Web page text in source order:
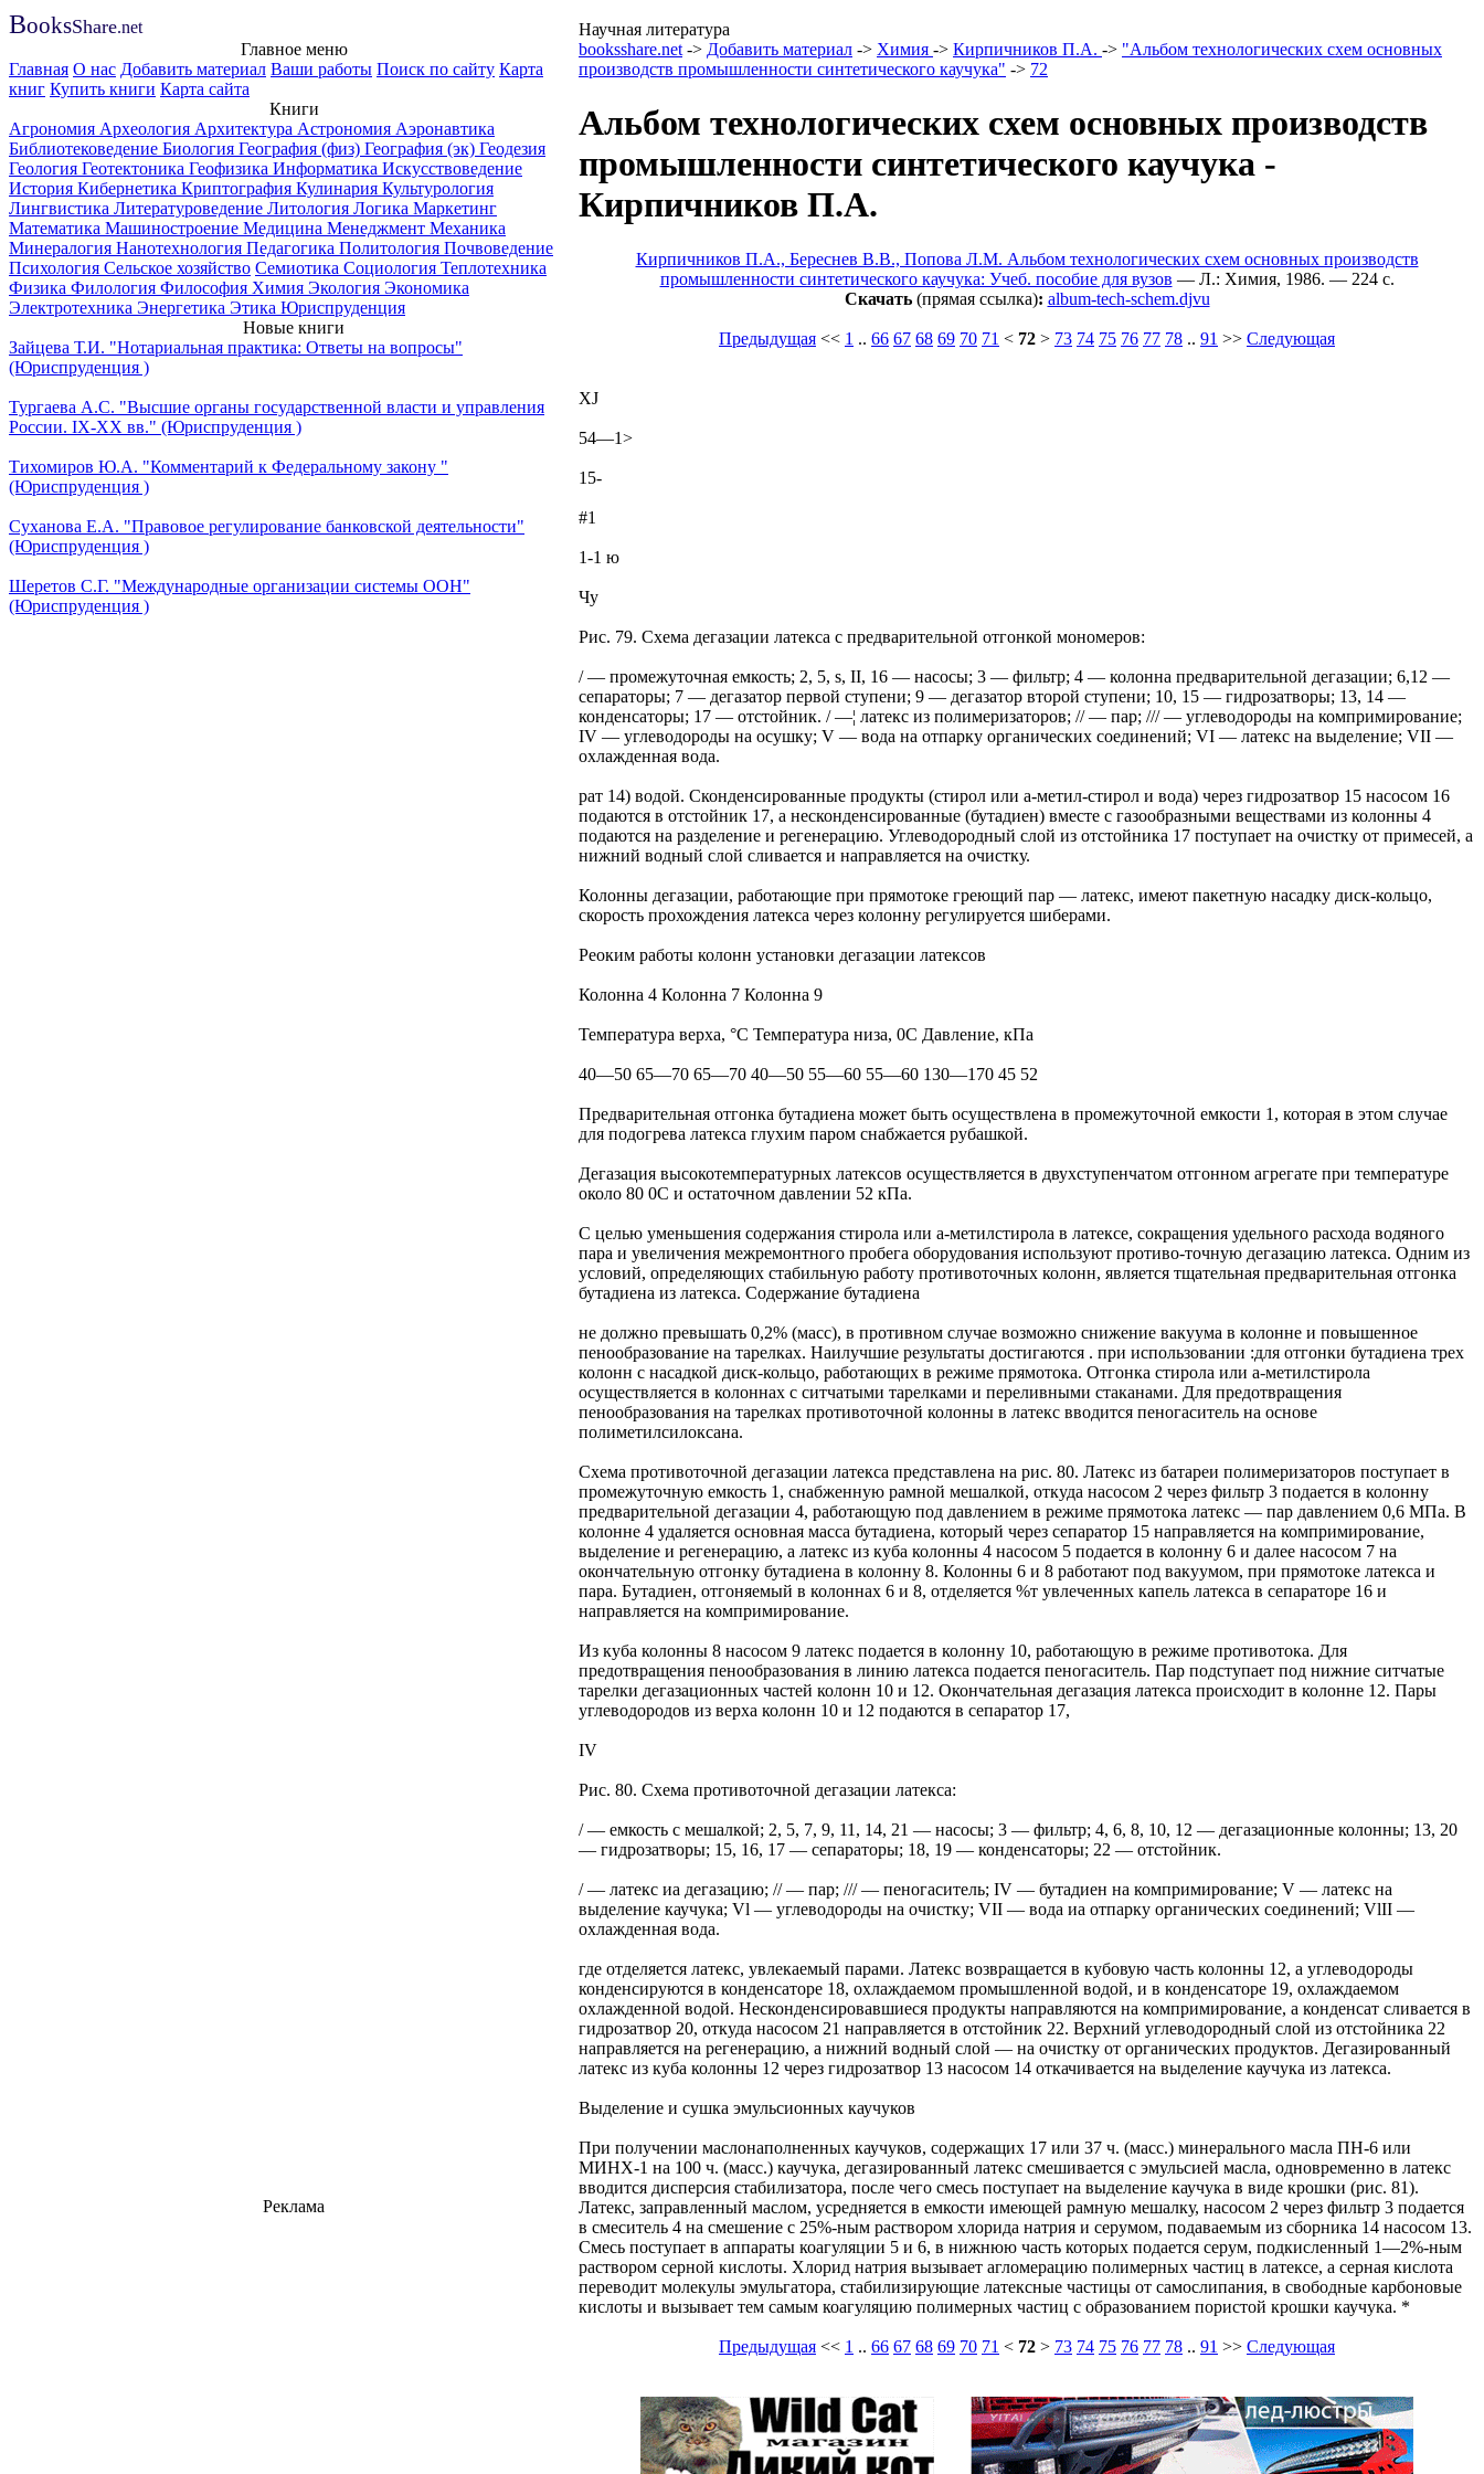
BooksShare.net
Научная литература
Главное меню
Главная О нас Добавить материал Ваши работы Поиск по сайту Карта
книг Купить книги Карта сайта
Книги
Агрономия Археология Архитектура Астрономия Аэронавтика
Библиотековедение Биология География (физ) География (эк) Геодезия
Геология Геотектоника Геофизика Информатика Искусствоведение
История Кибернетика Криптография Кулинария Культурология
Лингвистика Литературоведение Литология Логика Маркетинг
Математика Машиностроение Медицина Менеджмент Механика
Минералогия Нанотехнология Педагогика Политология Почвоведение
Психология Сельское хозяйство Семиотика Социология Теплотехника
Физика Филология Философия Химия Экология Экономика
Электротехника Энергетика Этика Юриспруденция
Новые книги
Зайцева Т.И. "Нотариальная практика: Ответы на вопросы"
(Юриспруденция )
Тургаева А.С. "Высшие органы государственной власти и управления
России. IХ-ХХ вв." (Юриспруденция )
Тихомиров Ю.А. "Комментарий к Федеральному закону "
(Юриспруденция )
Суханова Е.А. "Правовое регулирование банковской деятельности"
(Юриспруденция )
Шеретов С.Г. "Международные организации системы ООН"
(Юриспруденция )
booksshare.net -> Добавить материал -> Химия -> Кирпичников П.А. -> "Альбом технологических схем основных
производств промышленности синтетического каучука" -> 72
Альбом технологических схем основных производств
промышленности синтетического каучука -
Кирпичников П.А.
Кирпичников П.А., Береснев В.В., Попова Л.М. Альбом технологических схем основных производств
промышленности синтетического каучука: Учеб. пособие для вузов — Л.: Химия, 1986. — 224 c.
Скачать(прямая ссылка): album-tech-schem.djvu
Предыдущая << 1 .. 66 67 68 69 70 71 < 72 > 73 74 75 76 77 78 .. 91 >> Следующая
XJ
54—1>
15-
#1
1-1 ю
Чу
Рис. 79. Схема дегазации латекса с предварительной отгонкой мономеров:
/ — промежуточная емкость; 2, 5, s, II, 16 — насосы; 3 — фильтр; 4 — колонна предварительной дегазации; 6,12 —
сепараторы; 7 — дегазатор первой ступени; 9 — дегазатор второй ступени; 10, 15 — гидрозатворы; 13, 14 —
конденсаторы; 17 — отстойник. / —¦ латекс из полимеризаторов; // — пар; /// — углеводороды на компримирование;
IV — углеводороды на осушку; V — вода на отпарку органических соединений; VI — латекс на выделение; VII —
охлажденная вода.
рат 14) водой. Сконденсированные продукты (стирол или а-метил-стирол и вода) через гидрозатвор 15 насосом 16
подаются в отстойник 17, а несконденсированные (бутадиен) вместе с газообразными веществами из колонны 4
подаются на разделение и регенерацию. Углеводородный слой из отстойника 17 поступает на очистку от примесей, а
нижний водный слой сливается и направляется на очистку.
Колонны дегазации, работающие при прямотоке греющий пар — латекс, имеют пакетную насадку диск-кольцо,
скорость прохождения латекса через колонну регулируется шиберами.
Реоким работы колонн установки дегазации латексов
Колонна 4 Колонна 7 Колонна 9
Температура верха, °С Температура низа, 0C Давление, кПа
40—50 65—70 65—70 40—50 55—60 55—60 130—170 45 52
Предварительная отгонка бутадиена может быть осуществлена в промежуточной емкости 1, которая в этом случае
для подогрева латекса глухим паром снабжается рубашкой.
Дегазация высокотемпературных латексов осуществляется в двухступенчатом отгонном агрегате при температуре
около 80 0C и остаточном давлении 52 кПа.
С целью уменьшения содержания стирола или а-метилстирола в латексе, сокращения удельного расхода водяного
пара и увеличения межремонтного пробега оборудования используют противо-точную дегазацию латекса. Одним из
условий, определяющих стабильную работу противоточных колонн, является тщательная предварительная отгонка
бутадиена из латекса. Содержание бутадиена
не должно превышать 0,2% (масс), в противном случае возможно снижение вакуума в колонне и повышенное
пенообразование на тарелках. Наилучшие результаты достигаются . при использовании :для отгонки бутадиена трех
колонн с насадкой диск-кольцо, работающих в режиме прямотока. Отгонка стирола или а-метилстирола
осуществляется в колоннах с ситчатыми тарелками и переливными стаканами. Для предотвращения
пенообразования на тарелках противоточной колонны в латекс вводится пеногаситель на основе
полиметилсилоксана.
Схема противоточной дегазации латекса представлена на рис. 80. Латекс из батареи полимеризаторов поступает в
промежуточную емкость 1, снабженную рамной мешалкой, откуда насосом 2 через фильтр 3 подается в колонну
предварительной дегазации 4, работающую под давлением в режиме прямотока латекс — пар давлением 0,6 МПа. В
колонне 4 удаляется основная масса бутадиена, который через сепаратор 15 направляется на компримирование,
выделение и регенерацию, а латекс из куба колонны 4 насосом 5 подается в колонну 6 и далее насосом 7 на
окончательную отгонку бутадиена в колонну 8. Колонны 6 и 8 работают под вакуумом, при прямотоке латекса и
пара. Бутадиен, отгоняемый в колоннах 6 и 8, отделяется %т увлеченных капель латекса в сепараторе 16 и
направляется на компримирование.
Из куба колонны 8 насосом 9 латекс подается в колонну 10, работающую в режиме противотока. Для
предотвращения пенообразования в линию латекса подается пеногаситель. Пар подступает под нижние ситчатые
тарелки дегазационных частей колонн 10 и 12. Окончательная дегазация латекса происходит в колонне 12. Пары
углеводородов из верха колонн 10 и 12 подаются в сепаратор 17,
IV
Рис. 80. Схема противоточной дегазации латекса:
/ — емкость с мешалкой; 2, 5, 7, 9, 11, 14, 21 — насосы; 3 — фильтр; 4, 6, 8, 10, 12 — дегазационные колонны; 13, 20
— гидрозатворы; 15, 16, 17 — сепараторы; 18, 19 — конденсаторы; 22 — отстойник.
/ — латекс иа дегазацию; // — пар; /// — пеногаситель; IV — бутадиен на компримирование; V — латекс на
выделение каучука; Vl — углеводороды на очистку; VII — вода иа отпарку органических соединений; VlII —
охлажденная вода.
где отделяется латекс, увлекаемый парами. Латекс возвращается в кубовую часть колонны 12, а углеводороды
конденсируются в конденсаторе 18, охлаждаемом промышленной водой, и в конденсаторе 19, охлаждаемом
охлажденной водой. Несконденсировавшиеся продукты направляются на компримирование, а конденсат сливается в
гидрозатвор 20, откуда насосом 21 направляется в отстойник 22. Верхний углеводородный слой из отстойника 22
направляется на регенерацию, а нижний водный слой — на очистку от органических продуктов. Дегазированный
латекс из куба колонны 12 через гидрозатвор 13 насосом 14 откачивается на выделение каучука из латекса.
Выделение и сушка эмульсионных каучуков
При получении маслонаполненных каучуков, содержащих 17 или 37 ч. (масс.) минерального масла ПН-6 или
МИНХ-1 на 100 ч. (масс.) каучука, дегазированный латекс смешивается с эмульсией масла, одновременно в латекс
вводится дисперсия стабилизатора, после чего смесь поступает на выделение каучука в виде крошки (рис. 81).
Латекс, заправленный маслом, усредняется в емкости имеющей рамную мешалку, насосом 2 через фильтр 3 подается
в смеситель 4 на смешение с 25%-ным раствором хлорида натрия и серумом, подаваемым из сборника 14 насосом 13.
Смесь поступает в аппараты коагуляции 5 и 6, в нижнюю часть которых подается серум, подкисленный 1—2%-ным
раствором серной кислоты. Хлорид натрия вызывает агломерацию полимерных частиц в латексе, а серная кислота
переводит молекулы эмульгатора, стабилизирующие латексные частицы от самослипания, в свободные карбоновые
кислоты и вызывает тем самым коагуляцию полимерных частиц с образованием пористой крошки каучука. *
Предыдущая << 1 .. 66 67 68 69 70 71 < 72 > 73 74 75 76 77 78 .. 91 >> Следующая
Реклама